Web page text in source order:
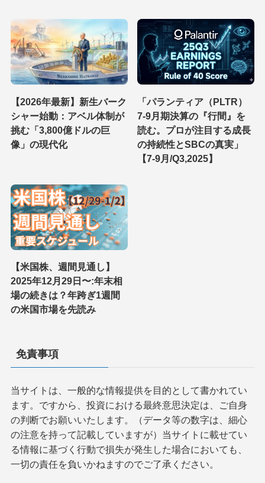
【2026年最新】新生バーク
シャー始動：アベル体制が
挑む「3,800億ドルの巨
像」の現代化
「パランティア（PLTR）
7-9月期決算の『行間』を
読む。プロが注目する成長
の持続性とSBCの真実」
【7-9月/Q3,2025】
【米国株、週間見通し】
2025年12月29日〜:年末相
場の続きは？年跨ぎ1週間
の米国市場を先読み
免責事項
当サイトは、一般的な情報提供を目的として書かれてい
ます。ですから、投資における最終意思決定は、ご自身
の判断でお願いいたします。（データ等の数字は、細心
の注意を持って記載していますが）当サイトに載せてい
る情報に基づく行動で損失が発生した場合においても、
一切の責任を負いかねますのでご了承ください。